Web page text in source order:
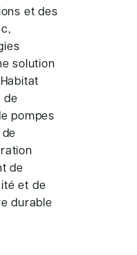
et des
solution
de
pompes
de
et de
durable